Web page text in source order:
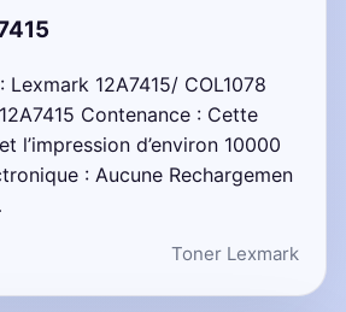
Lexmark 12A7415/ COL1078
Contenance : Cette
l’impression d’environ 10000
: Aucune Rechargemen
Toner Lexmark